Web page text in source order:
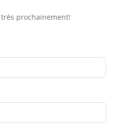
prochainement!